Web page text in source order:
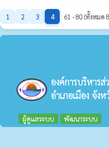
1 2 3 4 61 - 80 (ทั้งหมด
องค์การบริหาร
อำเภอเมือง จังห
ผู้ดูแลระบบ พัฒนาระบบ